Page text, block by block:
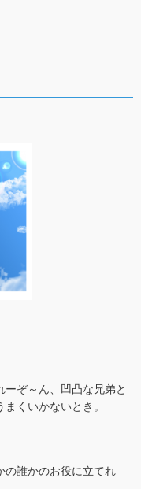
ぞ～ん、凹凸な兄弟と
くいかないとき。
の誰かのお役に立てれ